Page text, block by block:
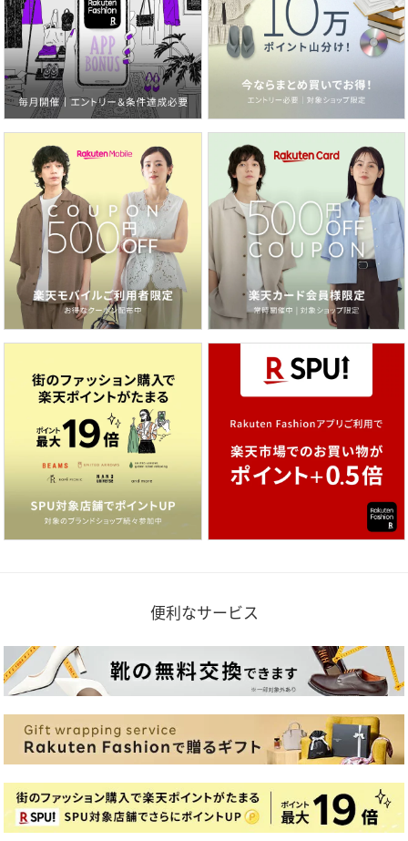
便利なサービス